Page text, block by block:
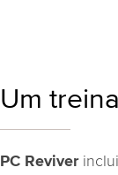
Um
PC Reviverinclui